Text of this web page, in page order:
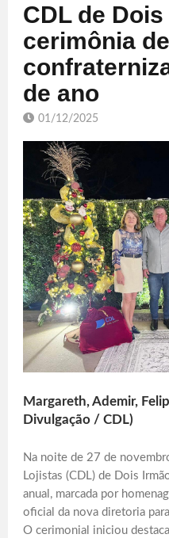
CDL de
cerimônia
de ano
01/12/2025
Margareth, Ademir,
Divulgação / CDL)
Na noite de 27 de
Lojistas (CDL) de Dois
anual, marcada por
oficial da nova diretoria
O cerimonial iniciou